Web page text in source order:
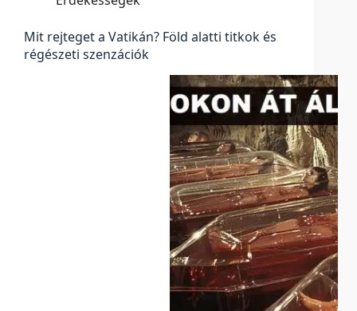
Mit rejteget a Vatikán? Föld alatti titkok és
régészeti szenzációk